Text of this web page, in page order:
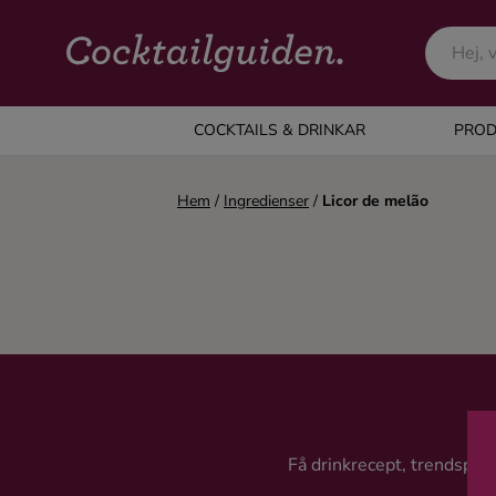
COCKTAILS & DRINKAR
COCKTAILS & DRINKAR
Alla cocktails & drinkar
Hem / Ingredienser / Licor de melão
Få drinkrecept,